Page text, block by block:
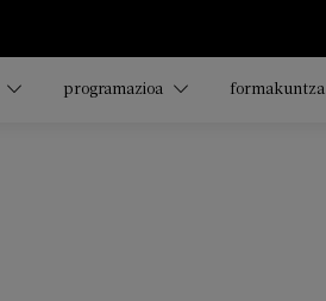
programazioa formakuntza